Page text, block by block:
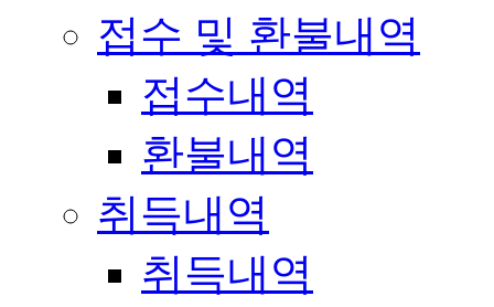
접수 및 환불내역
접수내역
환불내역
취득내역
취득내역